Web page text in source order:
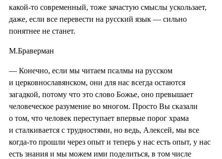
какой-то современный, тоже зачастую смыслы ускользает,
даже, если все перевести на русский язык — сильно
понятнее не станет.
М.Браверман
— Конечно, если мы читаем псалмы на русском
и церковнославянском, они для нас всегда остаются
загадкой, потому что это слово Божье, оно превышает
человеческое разумение во многом. Просто Вы сказали
о том, что человек переступает впервые порог храма
и сталкивается с трудностями, но ведь, Алексей, мы все
когда-то прошли через опыт и теперь у нас есть опыт, у нас
есть знания и мы можем ими поделиться, в том числе